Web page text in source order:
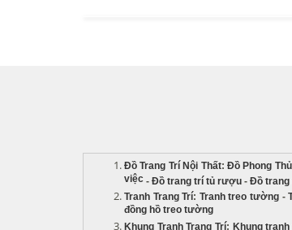
Đồ Trang Trí Nội Thất: Đồ Phong
việc - Đồ trang trí tủ rượu - Đồ
Tranh Trang Trí: Tranh treo tường -
đồng hồ treo tường
Khung Tranh Trang Trí: Khung